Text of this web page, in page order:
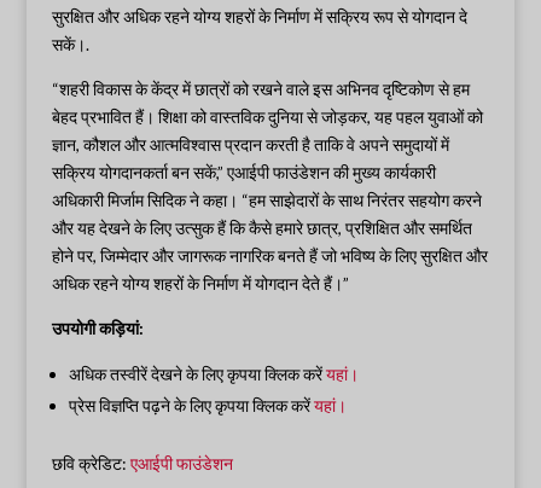
सुरक्षित और अधिक रहने योग्य शहरों के निर्माण में सक्रिय रूप से योगदान दे
सकें।.
“शहरी विकास के केंद्र में छात्रों को रखने वाले इस अभिनव दृष्टिकोण से हम
बेहद प्रभावित हैं। शिक्षा को वास्तविक दुनिया से जोड़कर, यह पहल युवाओं को
ज्ञान, कौशल और आत्मविश्वास प्रदान करती है ताकि वे अपने समुदायों में
सक्रिय योगदानकर्ता बन सकें,” एआईपी फाउंडेशन की मुख्य कार्यकारी
अधिकारी मिर्जाम सिदिक ने कहा। “हम साझेदारों के साथ निरंतर सहयोग करने
और यह देखने के लिए उत्सुक हैं कि कैसे हमारे छात्र, प्रशिक्षित और समर्थित
होने पर, जिम्मेदार और जागरूक नागरिक बनते हैं जो भविष्य के लिए सुरक्षित और
अधिक रहने योग्य शहरों के निर्माण में योगदान देते हैं।”
उपयोगी कड़ियां:
अधिक तस्वीरें देखने के लिए कृपया क्लिक करेंयहां।
प्रेस विज्ञप्ति पढ़ने के लिए कृपया क्लिक करेंयहां।
छवि क्रेडिट: एआईपी फाउंडेशन